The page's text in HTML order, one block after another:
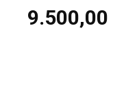
9.500,00